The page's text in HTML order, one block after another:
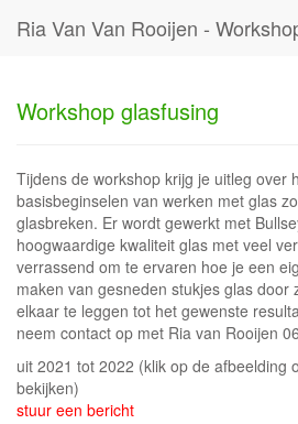
Workshop glasfusing
Tijdens de workshop krijg je uitleg over
basisbeginselen van werken met glas
glasbreken. Er wordt gewerkt met
hoogwaardige kwaliteit glas met veel
verrassend om te ervaren hoe je een
maken van gesneden stukjes glas door
elkaar te leggen tot het gewenste
neem contact op met Ria van Rooijen
uit 2021 tot 2022 (klik op de afbeelding
bekijken)
stuur een bericht